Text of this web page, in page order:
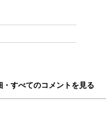
・すべてのコメントを見る